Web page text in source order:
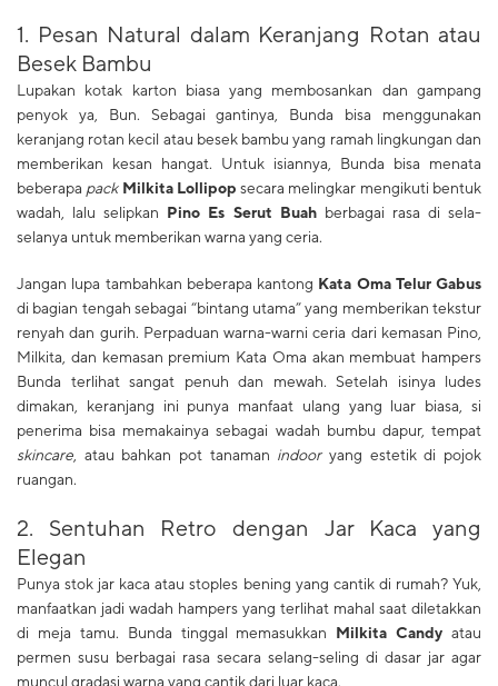
1. Pesan Natural dalam Keranjang Rotan atau
Besek Bambu
Lupakan kotak karton biasa yang membosankan dan gampang
penyok ya, Bun. Sebagai gantinya, Bunda bisa menggunakan
keranjang rotan kecil atau besek bambu yang ramah lingkungan dan
memberikan kesan hangat. Untuk isiannya, Bunda bisa menata
beberapa pack Milkita Lollipop secara melingkar mengikuti bentuk
wadah, lalu selipkan Pino Es Serut Buahberbagai rasa di sela-
selanya untuk memberikan warna yang ceria.
Jangan lupa tambahkan beberapa kantong Kata OmaTelur Gabus
di bagian tengah sebagai “bintang utama” yang memberikan tekstur
renyah dan gurih. Perpaduan warna-warni ceria dari kemasan Pino,
Milkita, dan kemasan premium Kata Oma akan membuat hampers
Bunda terlihat sangat penuh dan mewah. Setelah isinya ludes
dimakan, keranjang ini punya manfaat ulang yang luar biasa, si
penerima bisa memakainya sebagai wadah bumbu dapur, tempat
skincare , atau bahkan pot tanaman indooryang estetik di pojok
ruangan.
​2. Sentuhan Retro dengan Jar Kaca yang
Elegan
Punya stok jar kaca atau stoples bening yang cantik di rumah? Yuk,
manfaatkan jadi wadah hampers yang terlihat mahal saat diletakkan
di meja tamu. Bunda tinggal memasukkan Milkita Candy atau
permen susu berbagai rasa secara selang-seling di dasar jar agar
muncul gradasi warna yang cantik dari luar kaca.